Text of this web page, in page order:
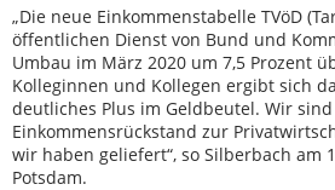
„Die neue Einkommenstabelle TVöD
öffentlichen Dienst von Bund und
Umbau im März 2020 um 7,5 Prozent
Kolleginnen und Kollegen ergibt sich
deutliches Plus im Geldbeutel. Wir
Einkommensrückstand zur
wir haben geliefert“, so Silberbach am
Potsdam.